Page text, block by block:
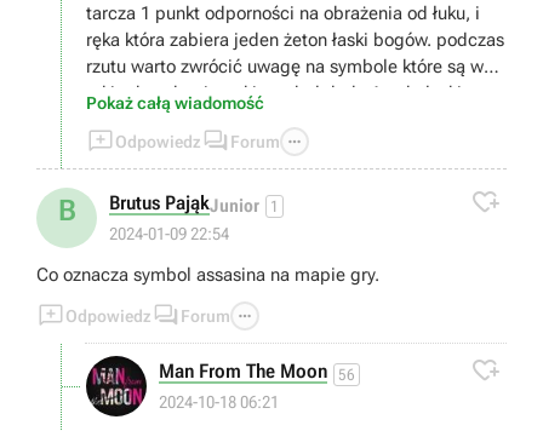
tarcza 1 punkt odporności na obrażenia od łuku, i
ręka która zabiera jeden żeton łaski bogów. podczas
rzutu warto zwrócić uwagę na symbole które są w
takim kwadracie, taki symbol doda 1 pnkt łaski,
punkt łaski wydajesz wybierając łaskę bogów (jaka
to będzie łaska wybierasz przed rozpoczęciem gry o
ile jakieś masz bo zdobywasz je po wygranej partii),
musisz zabrać wszystkie życia przeciwnikowi
Pokaż całą wiadomość
Odpowiedz  Forum 
B Brutus PająkJunior 1
2024-01-09 22:54

Co oznacza symbol assasina na mapie gry.
Odpowiedz  Forum 
Man From The Moon 56
2024-10-18 06:21
